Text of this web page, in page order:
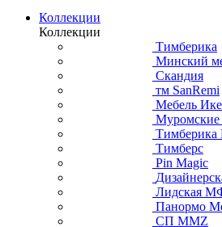
Коллекции
Коллекции
Тимберика
Минский
Скандия
тм SanRemi
Мебель
Муромские
Тимберика
Тимберс
Pin Magic
Лидская
Панормо
СП ММZ